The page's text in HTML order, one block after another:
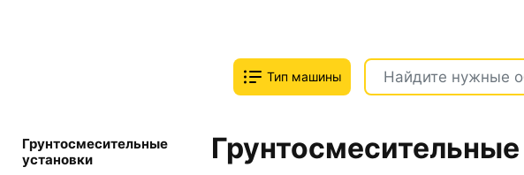
Тип машины
Грунтосмесительные
установки